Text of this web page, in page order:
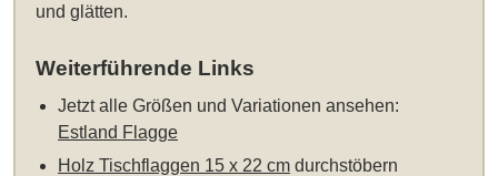
und glätten.
Weiterführende Links
Jetzt alle Größen und Variationen ansehen:
Estland Flagge
Holz Tischflaggen 15 x 22 cm durchstöbern